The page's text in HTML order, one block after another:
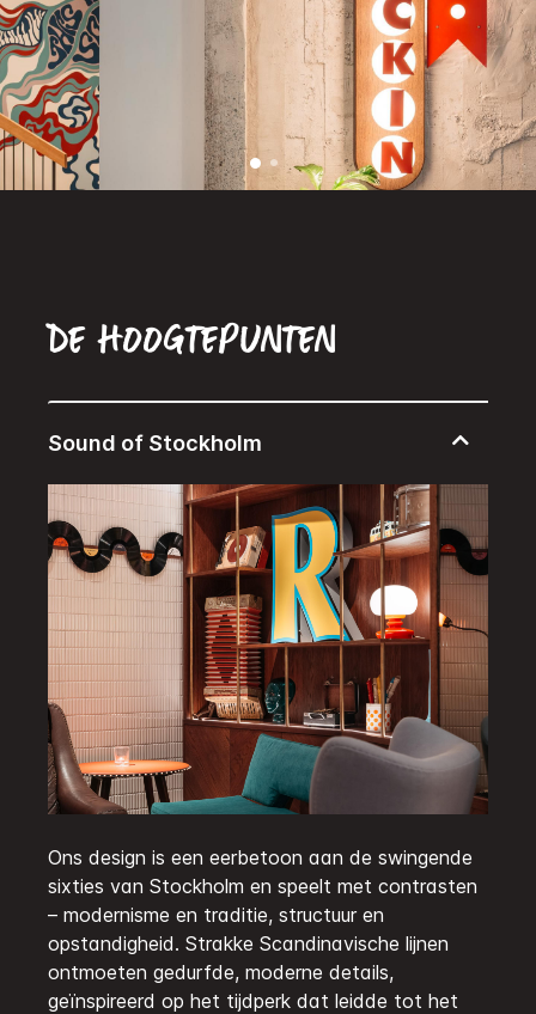
De hoogtepunten
Ons design is een eerbetoon aan de swingende
sixties van Stockholm en speelt met contrasten
– modernisme en traditie, structuur en
opstandigheid. Strakke Scandinavische lijnen
ontmoeten gedurfde, moderne details,
geïnspireerd op het tijdperk dat leidde tot het